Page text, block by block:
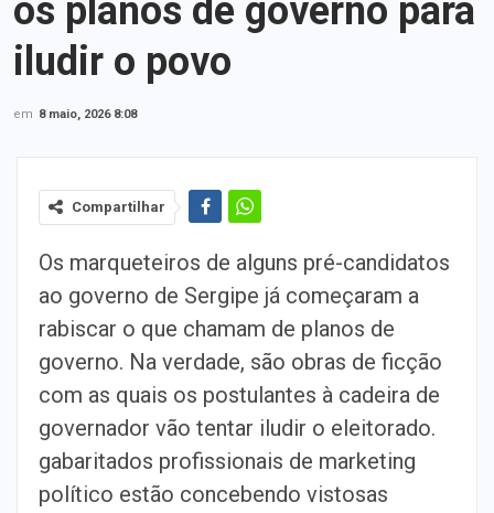
os planos de governo para
iludir o povo
em 8 maio, 2026 8:08
Compartilhar
Os marqueteiros de alguns pré-candidatos
ao governo de Sergipe já começaram a
rabiscar o que chamam de planos de
governo. Na verdade, são obras de ficção
com as quais os postulantes à cadeira de
governador vão tentar iludir o eleitorado.
gabaritados profissionais de marketing
político estão concebendo vistosas